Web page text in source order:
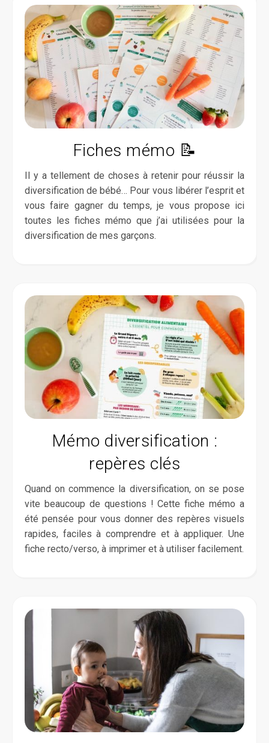
Fiches mémo 📝
Il y a tellement de choses à retenir pour réussir la
diversification de bébé… Pour vous libérer l’esprit et
vous faire gagner du temps, je vous propose ici
toutes les fiches mémo que j’ai utilisées pour la
diversification de mes garçons.
Mémo diversification :
repères clés
Quand on commence la diversification, on se pose
vite beaucoup de questions ! Cette fiche mémo a
été pensée pour vous donner des repères visuels
rapides, faciles à comprendre et à appliquer. Une
fiche recto/verso, à imprimer et à utiliser facilement.